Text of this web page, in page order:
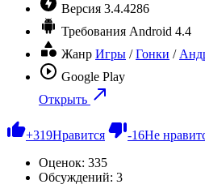
Версия 3.4.4286
Требования Android 4.4
Жанр Игры /Гонки /
Google Play
Открыть
+319Нравится -16Не
Оценок: 335
Обсуждений: 3